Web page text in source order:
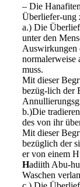
– Die
Überliefer-ung
a.) Die
unter den
Auswirkungen
normalerweise
muss.
Mit dieser
bezüg-lich der
b.)Die
des von ihr
Mit dieser
bezüglich der
er von einem
Hadiith Abu-
Waschen